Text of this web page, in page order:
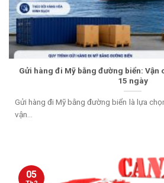
Gửi hàng đi Mỹ bằng đường biển: Vận
15 ngày
Gửi hàng đi Mỹ bằng đường biển là lựa
vận...
05